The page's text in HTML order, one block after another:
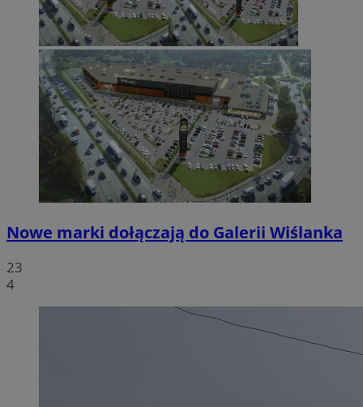
Nowe marki dołączają do Galerii Wiślanka
23
4